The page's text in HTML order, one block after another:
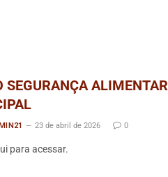
SEGURANÇA ALIMENTAR
23 de abril de 2026 0
para acessar.